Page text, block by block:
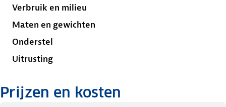
Verbruik en milieu
Maten en gewichten
Onderstel
Uitrusting
Prijzen en kosten